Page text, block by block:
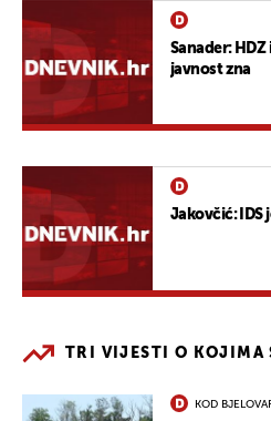
Sanader:
javnost zna
Jakovčić: IDS
TRI VIJESTI O KOJIMA
KOD